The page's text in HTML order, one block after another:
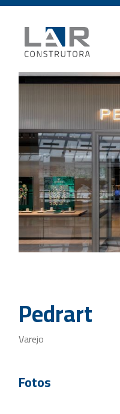
Pedrart
Varejo
Fotos